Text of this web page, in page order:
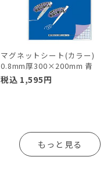
マグネットシート(カラー)
0.8mm厚300×200mm 青
税込 1,595円
もっと見る